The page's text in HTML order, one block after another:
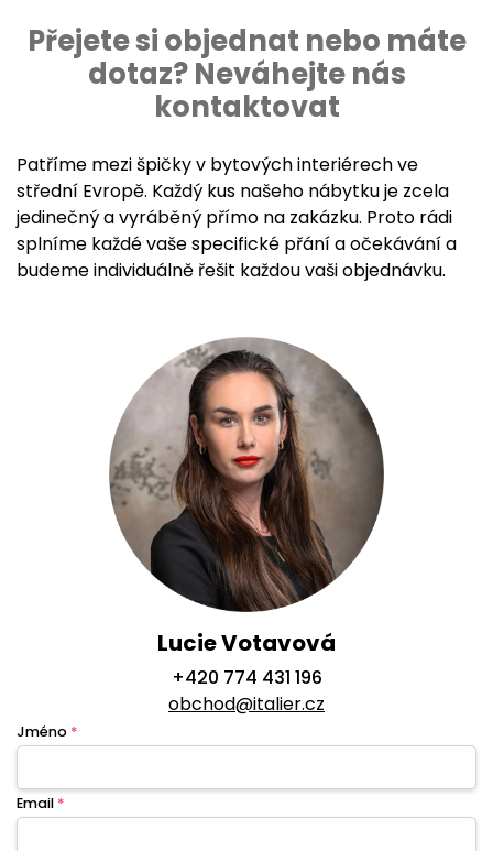
Přejete si objednat nebo máte
dotaz? Neváhejte nás
kontaktovat
Patříme mezi špičky v bytových interiérech ve
střední Evropě. Každý kus našeho nábytku je zcela
jedinečný a vyráběný přímo na zakázku. Proto rádi
splníme každé vaše specifické přání a očekávání a
budeme individuálně řešit každou vaši objednávku.
Lucie Votavová
+420 774 431 196
obchod@italier.cz
Jméno *
Email *